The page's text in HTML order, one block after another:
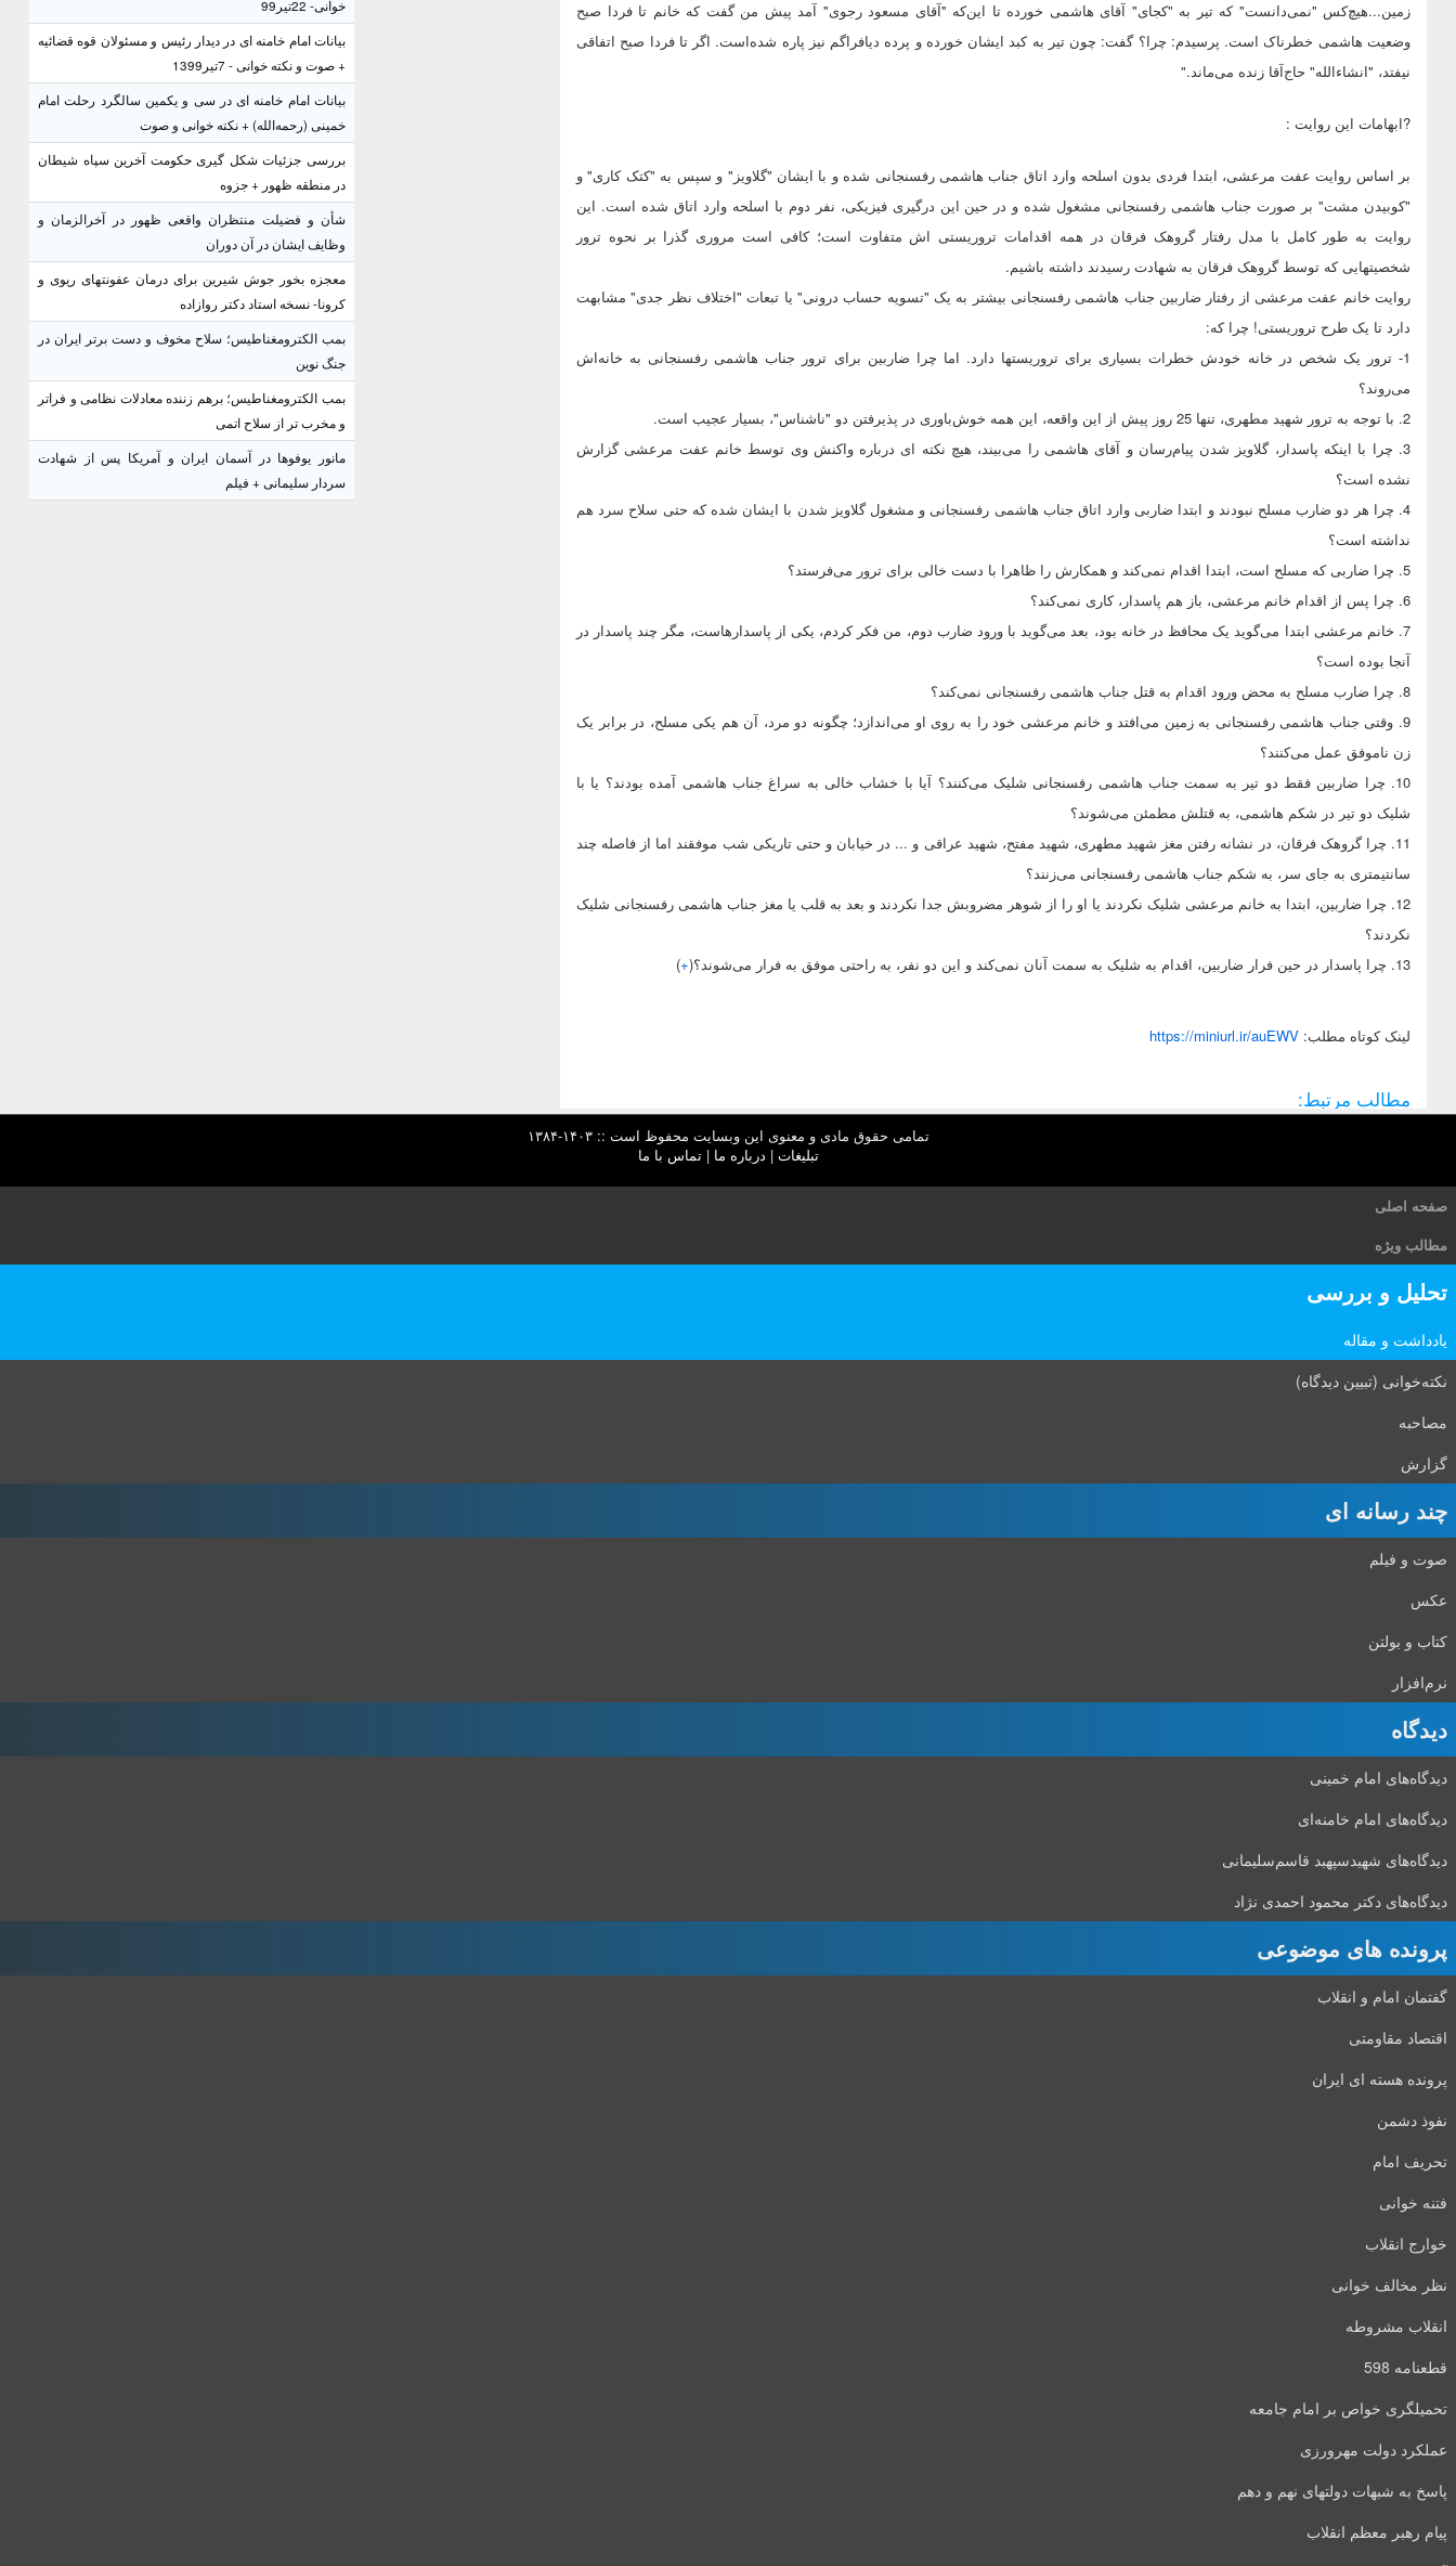
زمین...هیچ‌کس "نمی‌دانست" که تیر به "کجای" آقای هاشمی خورده تا این‌که "آقای مسعود رجوی" آمد پیش من گفت که خانم تا فردا صبح
وضعیت هاشمی خطرناک است. پرسیدم: چرا؟ گفت: چون تیر به کبد ایشان خورده و پرده دیافراگم نیز پاره شده‌است. اگر تا فردا صبح اتفاقی
نیفتد، "انشاءالله" حاج‌آقا زنده می‌ماند."
?ابهامات این روایت :
بر اساس روایت عفت مرعشی، ابتدا فردی بدون اسلحه وارد اتاق جناب هاشمی رفسنجانی شده و با ایشان "گلاویز" و سپس به "کتک کاری" و
"کوبیدن مشت" بر صورت جناب هاشمی رفسنجانی مشغول شده و در حین این درگیری فیزیکی، نفر دوم با اسلحه وارد اتاق شده است. این
روایت به طور کامل با مدل رفتار گروهک فرقان در همه اقدامات تروریستی اش متفاوت است؛ کافی است مروری گذرا بر نحوه ترور
شخصیتهایی که توسط گروهک فرقان به شهادت رسیدند داشته باشیم.
روایت خانم عفت مرعشی از رفتار ضاربین جناب هاشمی رفسنجانی بیشتر به یک "تسویه حساب درونی" یا تبعات "اختلاف نظر جدی" مشابهت
دارد تا یک طرح تروریستی! چرا که:
1- ترور یک شخص در خانه خودش خطرات بسیاری برای تروریستها دارد. اما چرا ضاربین برای ترور جناب هاشمی رفسنجانی به خانه‌اش
می‌روند؟
2. با توجه به ترور شهید مطهری، تنها 25 روز پیش از این واقعه، این همه خوش‌باوری در پذیرفتن دو "ناشناس"، بسیار عجیب است.
3. چرا با اینکه پاسدار، گلاویز شدن پیام‌رسان و آقای هاشمی را می‌بیند، هیچ نکته ای درباره واکنش وی توسط خانم عفت مرعشی گزارش
نشده است؟
4. چرا هر دو ضارب مسلح نبودند و ابتدا ضاربی وارد اتاق جناب هاشمی رفسنجانی و مشغول گلاویز شدن با ایشان شده که حتی سلاح سرد هم
نداشته است؟
5. چرا ضاربی که مسلح است، ابتدا اقدام نمی‌کند و همکارش را ظاهرا با دست خالی برای ترور می‌فرستد؟
6. چرا پس از اقدام خانم مرعشی، باز هم پاسدار، کاری نمی‌کند؟
7. خانم مرعشی ابتدا می‌گوید یک محافظ در خانه بود، بعد می‌گوید با ورود ضارب دوم، من فکر کردم، یکی از پاسدارهاست، مگر چند پاسدار در
آنجا بوده است؟
8. چرا ضارب مسلح به محض ورود اقدام به قتل جناب هاشمی رفسنجانی نمی‌کند؟
9. وقتی جناب هاشمی رفسنجانی به زمین می‌افتد و خانم مرعشی خود را به روی او می‌اندازد؛ چگونه دو مرد، آن هم یکی مسلح، در برابر یک
زن ناموفق عمل می‌کنند؟
10. چرا ضاربین فقط دو تیر به سمت جناب هاشمی رفسنجانی شلیک می‌کنند؟ آیا با خشاب خالی به سراغ جناب هاشمی آمده بودند؟ یا با
شلیک دو تیر در شکم هاشمی، به قتلش مطمئن می‌شوند؟
11. چرا گروهک فرقان، در نشانه رفتن مغز شهید مطهری، شهید مفتح، شهید عراقی و ... در خیابان و حتی تاریکی شب موفقند اما از فاصله چند
سانتیمتری به جای سر، به شکم جناب هاشمی رفسنجانی می‌زنند؟
12. چرا ضاربین، ابتدا به خانم مرعشی شلیک نکردند یا او را از شوهر مضروبش جدا نکردند و بعد به قلب یا مغز جناب هاشمی رفسنجانی شلیک
نکردند؟
13. چرا پاسدار در حین فرار ضاربین، اقدام به شلیک به سمت آنان نمی‌کند و این دو نفر، به راحتی موفق به فرار می‌شوند؟(
+
)
لينک کوتاه مطلب: https://miniurl.ir/auEWV
مطالب مرتبط:
خوانی- 22تیر99
بیانات امام خامنه ای در دیدار رئیس و مسئولان قوه قضائیه
+ صوت و نکته خوانی - 7تیر1399
بیانات امام خامنه ای در سی و یکمین سالگرد رحلت امام
خمینی (رحمه‌الله) + نکته خوانی و صوت
بررسی جزئیات شکل گیری حکومت آخرین سپاه شیطان
در منطقه ظهور + جزوه
شأن و فضیلت منتظران واقعی ظهور در آخرالزمان و
وظایف ایشان در آن دوران
معجزه بخور جوش شیرین برای درمان عفونتهای ریوی و
کرونا- نسخه استاد دکتر روازاده
بمب الکترومغناطیس؛ سلاح مخوف و دست برتر ایران در
جنگ نوین
بمب الکترومغناطیس؛ برهم زننده معادلات نظامی و فراتر
و مخرب تر از سلاح اتمی
مانور یوفوها در آسمان ایران و آمریکا پس از شهادت
سردار سلیمانی + فیلم
تمامی حقوق مادی و معنوی این وبسایت محفوظ است :: ۱۴۰۳-۱۳۸۴
تبلیغات | درباره ما |تماس با ما
صفحه اصلی
مطالب ویژه
تحلیل و بررسی
یادداشت و مقاله
نکته‌خوانی (تبیین دیدگاه)
مصاحبه
گزارش
چند رسانه ای
صوت و فیلم
عکس
کتاب و بولتن
نرم‌افزار
دیدگاه‌
دیدگاه‌های امام خمینی
دیدگاه‌های امام خامنه‌ای
دیدگاه‌های شهید‌سپهبد قاسم‌سلیمانی
دیدگاه‌های دکتر محمود احمدی نژاد
پرونده های موضوعی
گفتمان امام و انقلاب
اقتصاد مقاومتی
پرونده هسته ای ایران
نفوذ دشمن
تحریف امام
فتنه خوانی
خوارج انقلاب
نظر مخالف خوانی
انقلاب مشروطه
قطعنامه 598
تحمیلگری خواص بر امام جامعه
عملکرد دولت مهرورزی
پاسخ به شبهات دولتهای نهم و دهم
پیام رهبر معظم انقلاب